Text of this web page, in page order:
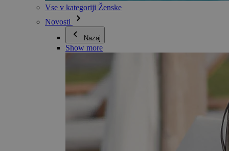
Vse v kategoriji Ženske
Novosti
Nazaj
Show more